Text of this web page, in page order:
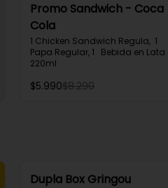
Promo Sandwich - Coca
Cola
1 Chicken Sandwich Regula,  1
Papa Regular, 1   Bebida en Lata
220ml
$5.990$8.290
Dupla Box Gringou